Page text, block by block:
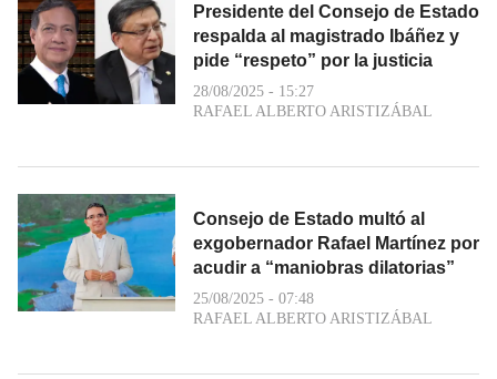
Presidente del Consejo de Estado
respalda al magistrado Ibáñez y
pide “respeto” por la justicia
28/08/2025 - 15:27
RAFAEL ALBERTO ARISTIZÁBAL
Consejo de Estado multó al
exgobernador Rafael Martínez por
acudir a “maniobras dilatorias”
25/08/2025 - 07:48
RAFAEL ALBERTO ARISTIZÁBAL